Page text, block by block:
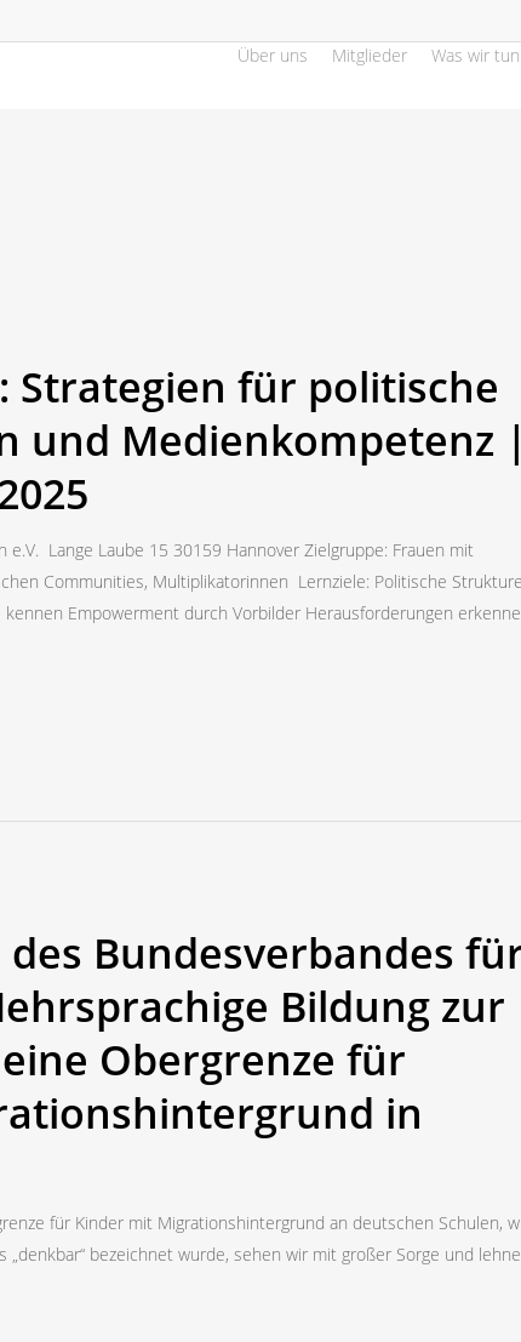
Über uns Mitglieder Was wir tun
Strategien für politische
und Medienkompetenz
e.V. Lange Laube 15 30159 Hannover Zielgruppe: Frauen mit
Communities, Multiplikatorinnen Lernziele: Politische
Empowerment durch Vorbilder Herausforderungen
Bundesverbandes
Bildung zur
Obergrenze für
in
für Kinder mit Migrationshintergrund an deutschen Schulen,
„denkbar“ bezeichnet wurde, sehen wir mit großer Sorge und